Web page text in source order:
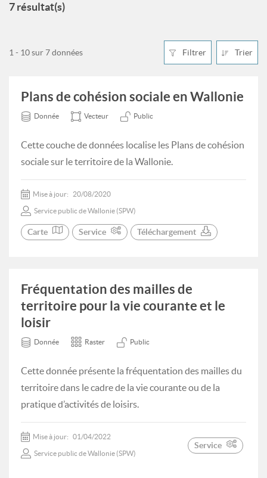
7 résultat(s)
Filtrer Trier
1 - 10 sur 7 données
Plans de cohésion sociale en Wallonie
Donnée Vecteur Public
Cette couche de données localise les Plans de cohésion
sociale sur le territoire de la Wallonie.
Mise à jour: 20/08/2020
Service public de Wallonie (SPW)
Carte Service Téléchargement
Fréquentation des mailles de
territoire pour la vie courante et le
loisir
Donnée Raster Public
Cette donnée présente la fréquentation des mailles du
territoire dans le cadre de la vie courante ou de la
pratique d’activités de loisirs.
Mise à jour: 01/04/2022
Service public de Wallonie (SPW)
Service